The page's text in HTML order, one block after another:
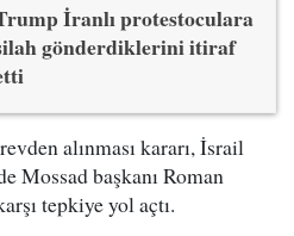
İranlı protestoculara
gönderdiklerini itiraf
alınması kararı, İsrail
Mossad başkanı Roman
tepkiye yol açtı.